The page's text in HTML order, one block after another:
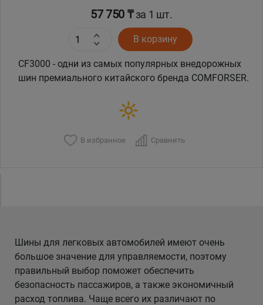
57 750 ₸за 1 шт.
В корзину
CF3000 - одни из самых популярных внедорожных
шин премиального китайского бренда COMFORSER.
В избранное Сравнить
Шины для легковых автомобилей имеют очень
большое значение для управляемости, поэтому
правильный выбор поможет обеспечить
безопасность пассажиров, а также экономичный
расход топлива. Чаще всего их различают по